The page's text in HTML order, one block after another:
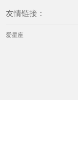
友情链接：
爱星座